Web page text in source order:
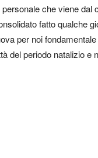
che viene
fatto qualche
per noi
del periodo natalizio e